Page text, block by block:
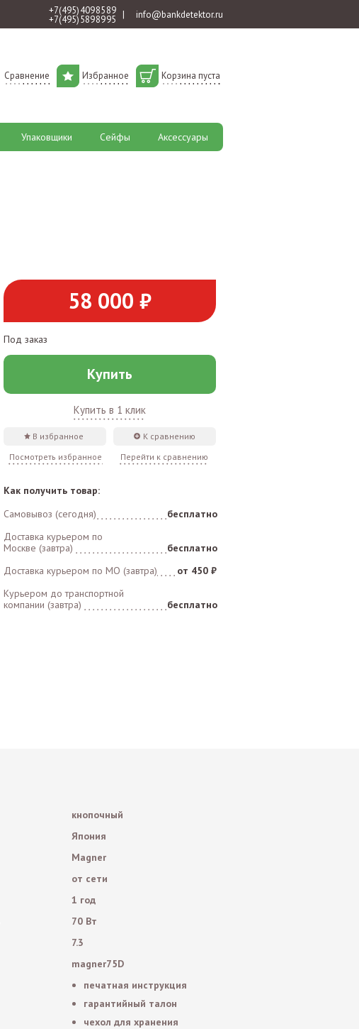
+7 (495) 409 85 89
+7 (495) 589 89 95 | info@bankdetektor.ru
Сравнение Избранное Корзина пуста
Упаковщики Сейфы Аксессуары
58 000 ₽
Под заказ
Купить
Купить в 1 клик
В избранное
К сравнению
Посмотреть избранное
Перейти к сравнению
Как получить товар:
Самовывоз (сегодня)
бесплатно
Доставка курьером по
Москве (завтра)
бесплатно
Доставка курьером по MO (завтра)
от 450 ₽
Курьером до транспортной
компании (завтра)
бесплатно
кнопочный
Япония
Magner
от сети
1 год
70 Вт
7.3
magner75D
печатная инструкция
гарантийный талон
чехол для хранения